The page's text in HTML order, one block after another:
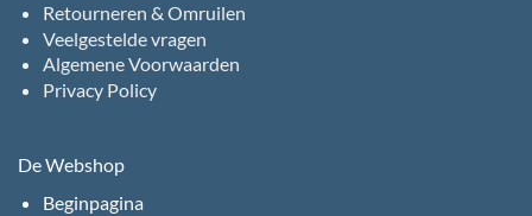
Retourneren & Omruilen
Veelgestelde vragen
Algemene Voorwaarden
Privacy Policy
De Webshop
Beginpagina